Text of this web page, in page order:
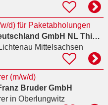
d) für Paketabholungen
Busse+Zerbe Deutschland GmbH NL Thiendorf
Mittelsachsen
(m/w/d)
Bruder GmbH
in Oberlungwitz